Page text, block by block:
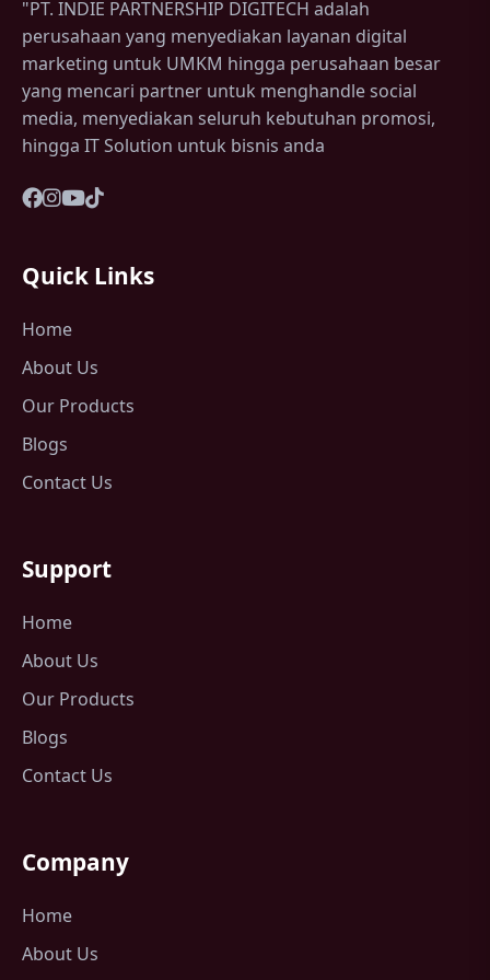
"PT. INDIE PARTNERSHIP DIGITECH adalah
perusahaan yang menyediakan layanan digital
marketing untuk UMKM hingga perusahaan besar
yang mencari partner untuk menghandle social
media, menyediakan seluruh kebutuhan promosi,
hingga IT Solution untuk bisnis anda
Quick Links
Home
About Us
Our Products
Blogs
Contact Us
Support
Home
About Us
Our Products
Blogs
Contact Us
Company
Home
About Us